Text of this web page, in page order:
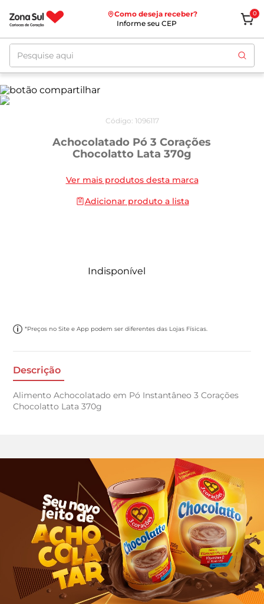
Como deseja receber?
Informe seu CEP
0
Pesquise aqui
Código: 1096117
Achocolatado Pó 3 Corações
Chocolatto Lata 370g
Ver mais produtos desta marca
Adicionar produto a lista
Indisponível
*Preços no Site e App podem ser diferentes das Lojas Físicas.
Descrição
Alimento Achocolatado em Pó Instantâneo 3 Corações
Chocolatto Lata 370g